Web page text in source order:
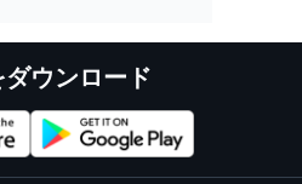
ダウンロード